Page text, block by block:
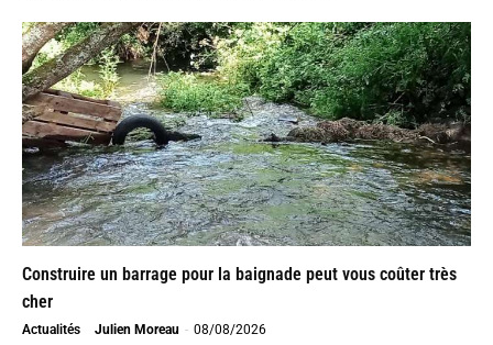
Construire un barrage pour la baignade peut vous coûter très
cher
Actualités Julien Moreau - 08/08/2026